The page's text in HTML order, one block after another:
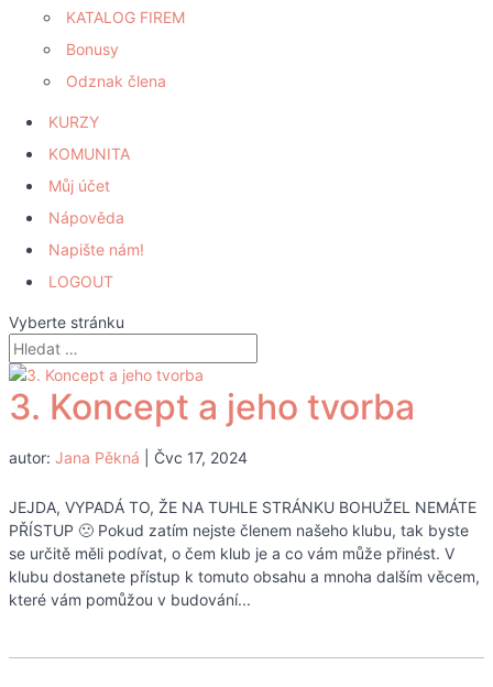
KATALOG FIREM
Bonusy
Odznak člena
KURZY
KOMUNITA
Můj účet
Nápověda
Napište nám!
LOGOUT
Vyberte stránku
3. Koncept a jeho tvorba
autor: Jana Pěkná Čvc 17, 2024
JEJDA, VYPADÁ TO, ŽE NA TUHLE STRÁNKU BOHUŽEL NEMÁTE
PŘÍSTUP 🙁 Pokud zatím nejste členem našeho klubu, tak byste
se určitě měli podívat, o čem klub je a co vám může přinést. V
klubu dostanete přístup k tomuto obsahu a mnoha dalším věcem,
které vám pomůžou v budování...